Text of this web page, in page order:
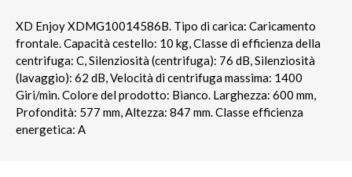
XD Enjoy XDMG10014586B. Tipo di carica: Caricamento
frontale. Capacità cestello: 10 kg, Classe di efficienza della
centrifuga: C, Silenziosità (centrifuga): 76 dB, Silenziosità
(lavaggio): 62 dB, Velocità di centrifuga massima: 1400
Giri/min. Colore del prodotto: Bianco. Larghezza: 600 mm,
Profondità: 577 mm, Altezza: 847 mm. Classe efficienza
energetica: A